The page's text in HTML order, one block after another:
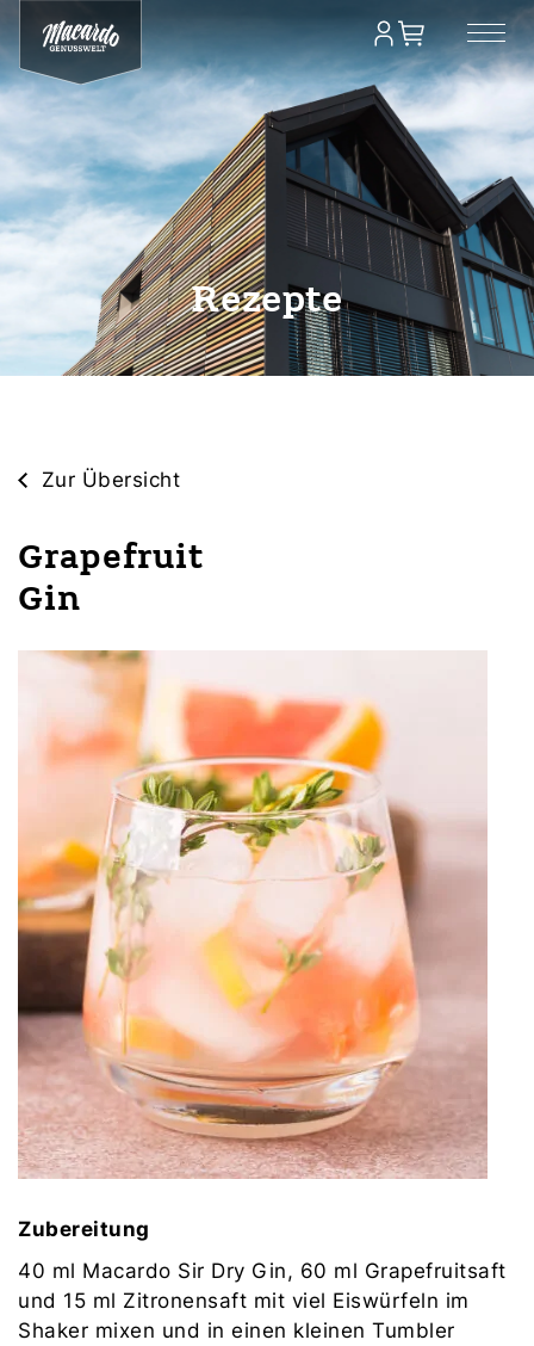
Rezepte
Zur Übersicht
Grapefruit
Gin
Zubereitung
40 ml Macardo Sir Dry Gin, 60 ml Grapefruitsaft
und 15 ml Zitronensaft mit viel Eiswürfeln im
Shaker mixen und in einen kleinen Tumbler